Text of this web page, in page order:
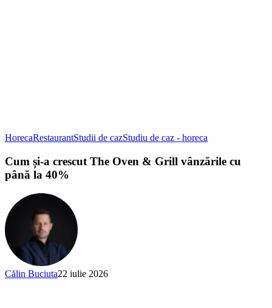
HorecaRestaurantStudii de cazStudiu de caz - horeca
Cum și-a crescut The Oven & Grill vânzările cu
până la 40%
Călin Buciuta22 iulie 2026